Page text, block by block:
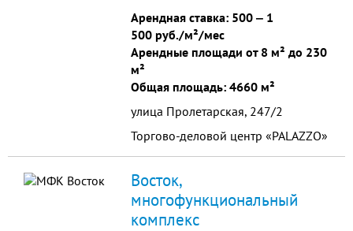
Арендная ставка: 500 ‒ 1
500 руб./м²/мес
Арендные площади от 8 м² до 230
м²
Общая площадь: 4660 м²
улица Пролетарская, 247/2
Торгово-деловой центр «PALAZZO»
Восток,
многофункциональный
комплекс